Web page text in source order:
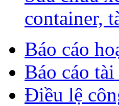
container,
Báo cáo
Báo cáo
Điều lệ